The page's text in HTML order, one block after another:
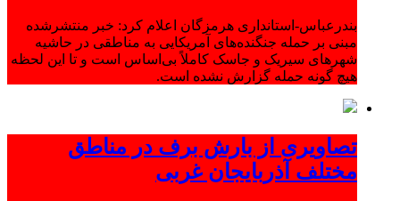
بندرعباس-استانداری هرمزگان اعلام کرد: خبر منتشرشده
مبنی بر حمله جنگنده‌های آمریکایی به مناطقی در حاشیه
شهرهای سیریک و جاسک کاملاً بی‌اساس است و تا این لحظه
هیچ گونه حمله گزارش نشده است.
تصاویری از بارش برف در مناطق
مختلف آذربایجان غربی